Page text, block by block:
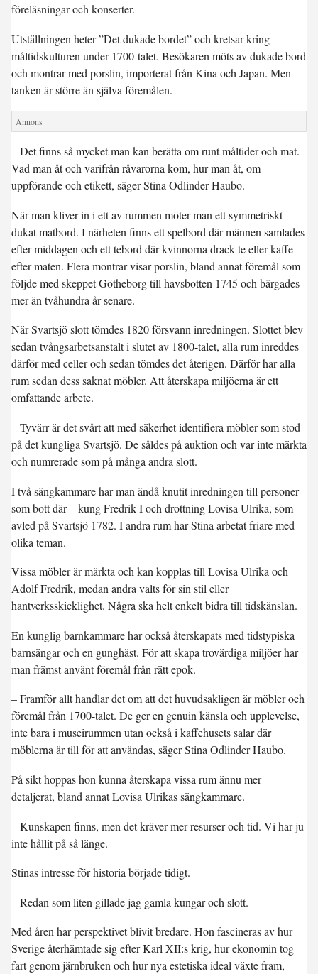
föreläsningar och konserter.
Utställningen heter ”Det dukade bordet” och kretsar kring
måltidskulturen under 1700-talet. Besökaren möts av dukade bord
och montrar med porslin, importerat från Kina och Japan. Men
tanken är större än själva föremålen.
– Det finns så mycket man kan berätta om runt måltider och mat.
Vad man åt och varifrån råvarorna kom, hur man åt, om
uppförande och etikett, säger Stina Odlinder Haubo.
När man kliver in i ett av rummen möter man ett symmetriskt
dukat matbord. I närheten finns ett spelbord där männen samlades
efter middagen och ett tebord där kvinnorna drack te eller kaffe
efter maten. Flera montrar visar porslin, bland annat föremål som
följde med skeppet Götheborg till havsbotten 1745 och bärgades
mer än tvåhundra år senare.
När Svartsjö slott tömdes 1820 försvann inredningen. Slottet blev
sedan tvångsarbetsanstalt i slutet av 1800-talet, alla rum inreddes
därför med celler och sedan tömdes det återigen. Därför har alla
rum sedan dess saknat möbler. Att återskapa miljöerna är ett
omfattande arbete.
– Tyvärr är det svårt att med säkerhet identifiera möbler som stod
på det kungliga Svartsjö. De såldes på auktion och var inte märkta
och numrerade som på många andra slott.
I två sängkammare har man ändå knutit inredningen till personer
som bott där – kung Fredrik I och drottning Lovisa Ulrika, som
avled på Svartsjö 1782. I andra rum har Stina arbetat friare med
olika teman.
Vissa möbler är märkta och kan kopplas till Lovisa Ulrika och
Adolf Fredrik, medan andra valts för sin stil eller
hantverksskicklighet. Några ska helt enkelt bidra till tidskänslan.
En kunglig barnkammare har också återskapats med tidstypiska
barnsängar och en gunghäst. För att skapa trovärdiga miljöer har
man främst använt föremål från rätt epok.
– Framför allt handlar det om att det huvudsakligen är möbler och
föremål från 1700-talet. De ger en genuin känsla och upplevelse,
inte bara i museirummen utan också i kaffehusets salar där
möblerna är till för att användas, säger Stina Odlinder Haubo.
På sikt hoppas hon kunna återskapa vissa rum ännu mer
detaljerat, bland annat Lovisa Ulrikas sängkammare.
– Kunskapen finns, men det kräver mer resurser och tid. Vi har ju
inte hållit på så länge.
Stinas intresse för historia började tidigt.
– Redan som liten gillade jag gamla kungar och slott.
Med åren har perspektivet blivit bredare. Hon fascineras av hur
Sverige återhämtade sig efter Karl XII:s krig, hur ekonomin tog
fart genom järnbruken och hur nya estetiska ideal växte fram,